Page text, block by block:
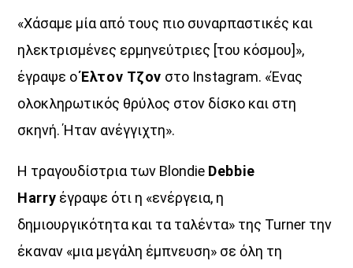
«Χάσαμε μία από τους πιο συναρπαστικές και
ηλεκτρισμένες ερμηνεύτριες [του κόσμου]»,
έγραψε οΈλτον Τζον στο Instagram. «Ένας
ολοκληρωτικός θρύλος στον δίσκο και στη
σκηνή. Ήταν ανέγγιχτη».
Η τραγουδίστρια των Blondie Debbie
Harry έγραψε ότι η «ενέργεια, η
δημιουργικότητα και τα ταλέντα» της Turner την
έκαναν «μια μεγάλη έμπνευση» σε όλη τη